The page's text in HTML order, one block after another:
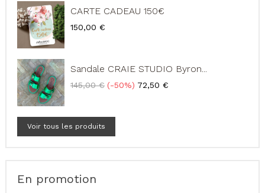
CARTE CADEAU 150€
Prix
150,00 €
Sandale CRAIE STUDIO Byron...
Prix
145,00 € -50% Prix
72,50 €
Voir tous les produits
En promotion